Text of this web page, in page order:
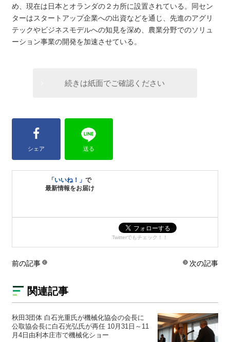
め、現在は日本とオランダの２カ所に設置されている。同セン
ターはスタートアップ企業への出資などを通じ、先進のアグリ
テックやビジネスモデルへの知見を深め、農業分野でのソリュ
ーション事業の開発を加速させている。
続きは紙面でご確認ください
シェア 送る
「いいね！」で
最新情報をお届け
Twitterでもチェック！！
前の記事 次の記事
関連記事
秋田3団体 白石光重氏が機械化協会の会長に
公取協会長に白石光弘氏が再任 10月31日～11
月4日由利本庄市で機械化ショー